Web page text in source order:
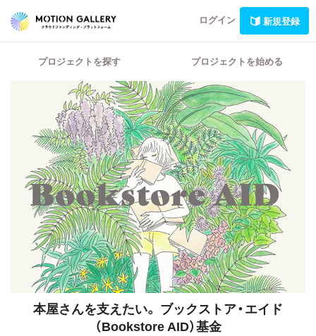
ログイン 新規登録
プロジェクトを探す プロジェクトを始める
本屋さんを支えたい。 ブックストア・エイド
（Bookstore AID）基金